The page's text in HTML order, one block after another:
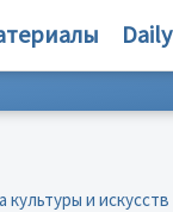
Daily
и искусств